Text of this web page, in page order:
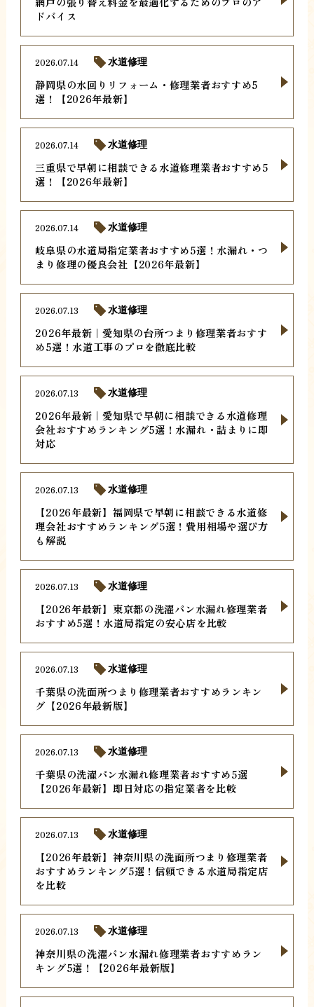
ドバイス
静岡県の水回りリフォーム・修理業者おすすめ5
選！【2026年最新】
2026.07.14 水道修理
三重県で早朝に相談できる水道修理業者おすすめ5
選！【2026年最新】
2026.07.14 水道修理
岐阜県の水道局指定業者おすすめ5選！水漏れ・つ
まり修理の優良会社【2026年最新】
2026.07.14 水道修理
2026年最新｜愛知県の台所つまり修理業者おすす
め5選！水道工事のプロを徹底比較
2026.07.13 水道修理
2026年最新｜愛知県で早朝に相談できる水道修理
会社おすすめランキング5選！水漏れ・詰まりに即
対応
2026.07.13 水道修理
【2026年最新】福岡県で早朝に相談できる水道修
理会社おすすめランキング5選！費用相場や選び方
も解説
2026.07.13 水道修理
【2026年最新】東京都の洗濯パン水漏れ修理業者
おすすめ5選！水道局指定の安心店を比較
2026.07.13 水道修理
千葉県の洗面所つまり修理業者おすすめランキン
グ【2026年最新版】
2026.07.13 水道修理
千葉県の洗濯パン水漏れ修理業者おすすめ5選
【2026年最新】即日対応の指定業者を比較
2026.07.13 水道修理
【2026年最新】神奈川県の洗面所つまり修理業者
おすすめランキング5選！信頼できる水道局指定店
を比較
2026.07.13 水道修理
神奈川県の洗濯パン水漏れ修理業者おすすめラン
キング5選！【2026年最新版】
2026.07.13 水道修理